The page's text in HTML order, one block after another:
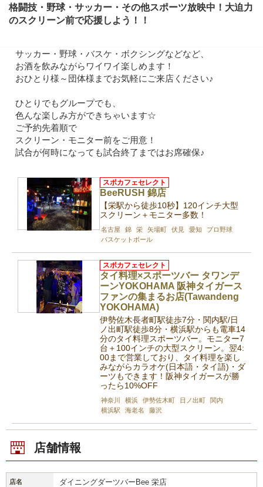
格闘技・野球・サッカー・その他スポーツ放映中！大迫力
のスクリーン前で応援しよう！！
サッカー・野球・バスケ・ボクシングなどなど、
お酒を飲みながらワイワイ楽しめます！
おひとり様～団体様までお気軽にご来店ください♪
ひとりでもグループでも、
色んな楽しみ方ができちゃいます☆
ご予約先着順で
スクリーン・モニター前をご用意！
試合が何時になっても試合終了まではお席確保♪
BeeRUSH 錦店
スポカフェセレクト
【栄駅から徒歩10秒】120インチ大型
スクリーン＋モニター多数！
名古屋 錦 栄 矢場町 伏見 愛知
プロ野球
バスケットボール
タイ料理×スポーツバー タワンデ
ーンYOKOHAMA 阪神タイガース
ファンの集まるお店(Tawandeng
YOKOHAMA)
スポカフェセレクト
伊勢佐木長者町駅徒歩7分・関内駅/日
ノ出町駅徒歩8分・横浜駅からも電車14
分のタイ料理スポーツバー。モニター7
台＋100インチの大型スクリーン。翌4:
00まで営業しており、タイ料理を楽し
みながらカラオケ(日本語・タイ語)・ダ
ーツもできます！阪神タイガースが勝
ったら10%OFF
神奈川 横浜 伊勢佐木町 日ノ出町
関内
横浜駅
海老名 藤沢
店舗情報
店名 ダイニングダーツバーBee 栄店